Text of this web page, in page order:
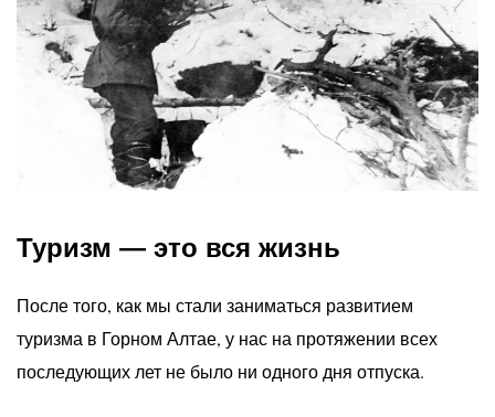
Туризм — это вся жизнь
После того, как мы стали заниматься развитием
туризма в Горном Алтае, у нас на протяжении всех
последующих лет не было ни одного дня отпуска.